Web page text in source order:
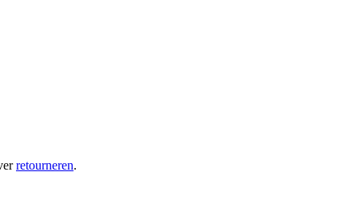
retourneren.